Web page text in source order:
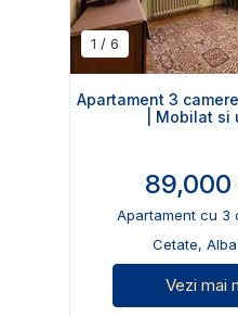
1 / 6
Apartament 3
| Mobilat
89,000
Apartament cu 3
Cetate,
Vezi mai